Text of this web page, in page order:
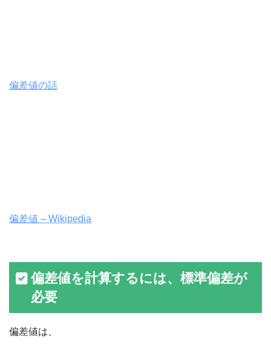
偏差値の話
偏差値 – Wikipedia
偏差値を計算するには、標準偏差が
必要
偏差値は、